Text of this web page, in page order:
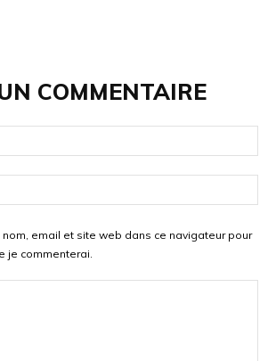
COMMENTAIRE
:*
:*
nom, email et site web dans ce navigateur pour
je commenterai.